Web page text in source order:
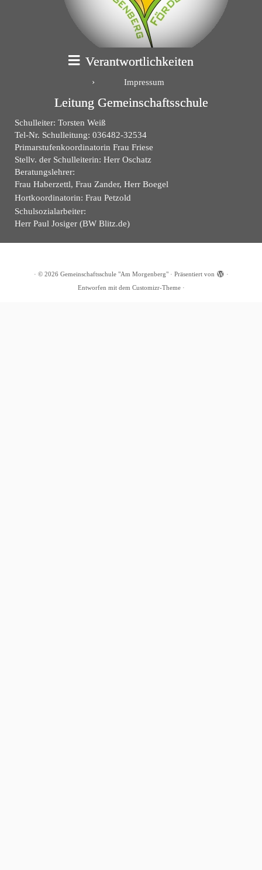
Verantwortlichkeiten
Impressum
Leitung Gemeinschaftsschule
Schulleiter: Torsten Weiß
Tel-Nr. Schulleitung: 036482-32534
Primarstufenkoordinatorin Frau Friese
Stellv. der Schulleiterin: Herr Oschatz
Beratungslehrer:
Frau Haberzettl, Frau Zander, Herr Boegel
Hortkoordinatorin: Frau Petzold
Schulsozialarbeiter:
Herr Paul Josiger (BW Blitz.de)
· © 2026 Gemeinschaftsschule "Am Morgenberg"· Präsentiert von
·
Entworfen mit dem Customizr-Theme·